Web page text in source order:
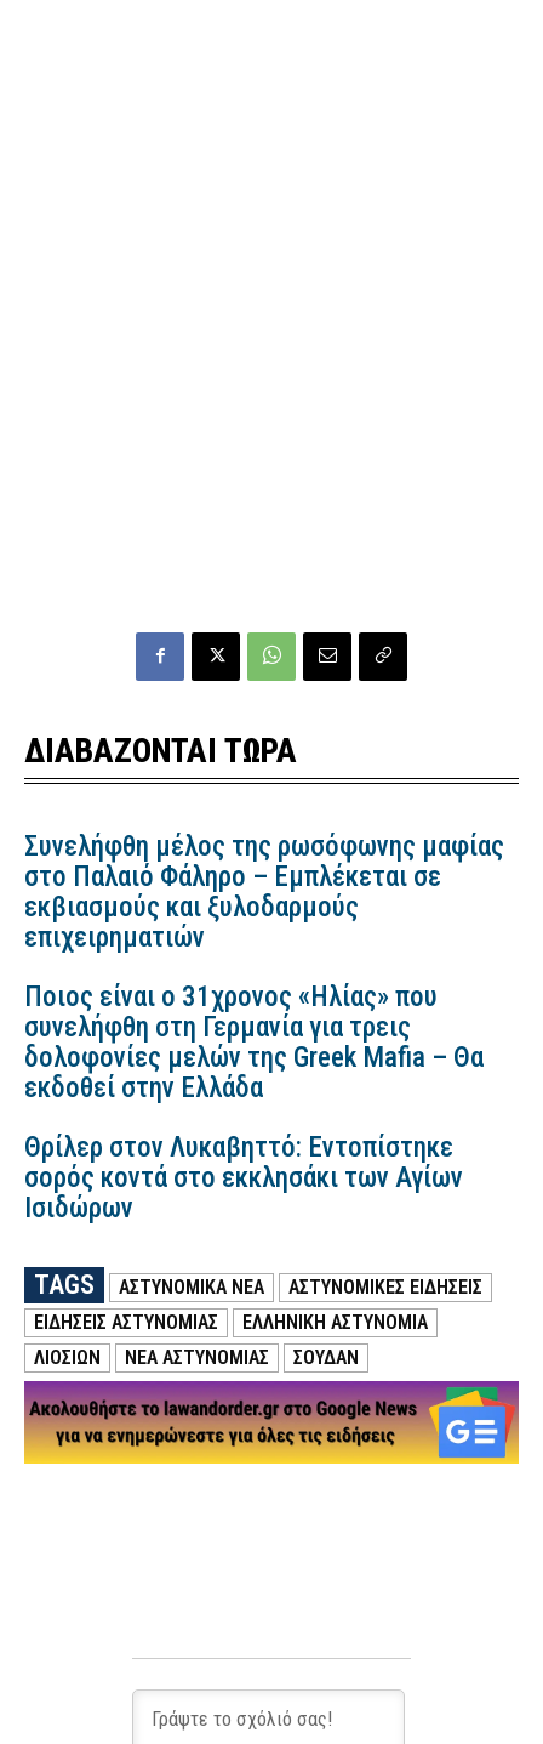
ΔΙΑΒΑΖΟΝΤΑΙ ΤΩΡΑ
Συνελήφθη μέλος της ρωσόφωνης μαφίας
στο Παλαιό Φάληρο – Εμπλέκεται σε
εκβιασμούς και ξυλοδαρμούς
επιχειρηματιών
Ποιος είναι ο 31χρονος «Ηλίας» που
συνελήφθη στη Γερμανία για τρεις
δολοφονίες μελών της Greek Mafia – Θα
εκδοθεί στην Ελλάδα
Θρίλερ στον Λυκαβηττό: Εντοπίστηκε
σορός κοντά στο εκκλησάκι των Αγίων
Ισιδώρων
TAGS ΑΣΤΥΝΟΜΙΚΑ ΝΕΑ
ΑΣΤΥΝΟΜΙΚΕΣ ΕΙΔΗΣΕΙΣ
ΕΙΔΗΣΕΙΣ ΑΣΤΥΝΟΜΙΑΣ
ΕΛΛΗΝΙΚΗ ΑΣΤΥΝΟΜΙΑ
ΛΙΟΣΙΩΝ
ΝΕΑ ΑΣΤΥΝΟΜΙΑΣ ΣΟΥΔΆΝ